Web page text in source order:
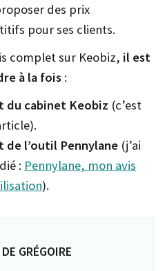
des prix
pour ses clients.
complet sur Keobiz, il est
à la fois :
du cabinet Keobiz (c’est
l’outil Pennylane (j’ai
: Pennylane, mon avis
).
GRÉGOIRE